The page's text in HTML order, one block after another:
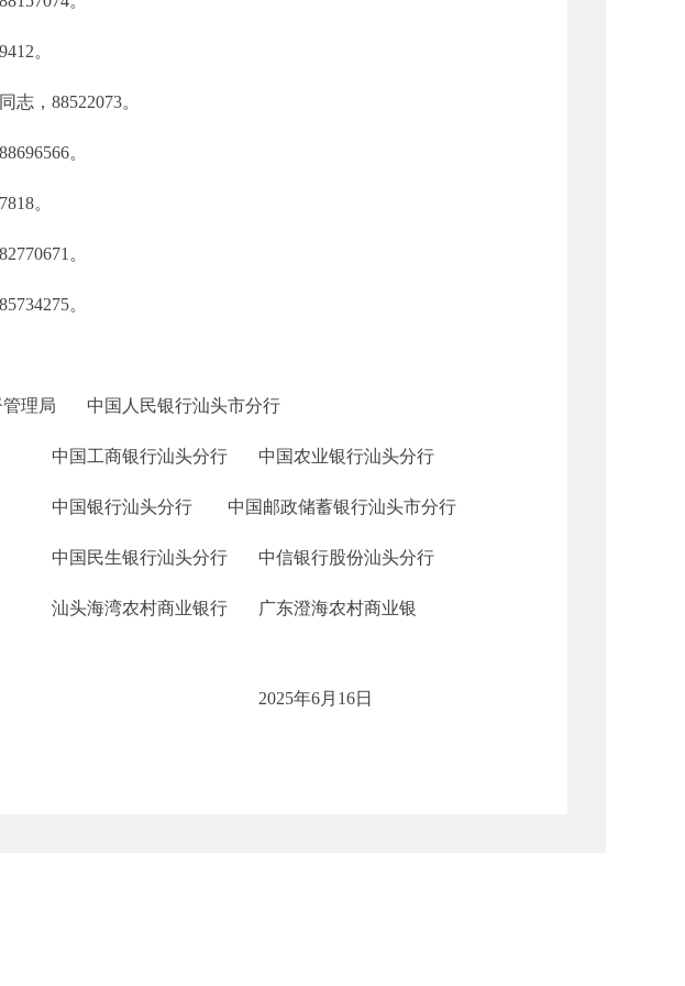
。
志，88522073。
。
。
。
。
人民银行汕头市分行
中国工商银行汕头分行 中国农业银行汕头分行
中国银行汕头分行 中国邮政储蓄银行汕头市分行
中国民生银行汕头分行 中信银行股份汕头分行
汕头海湾农村商业银行 广东澄海农村商业银
2025年6月16日